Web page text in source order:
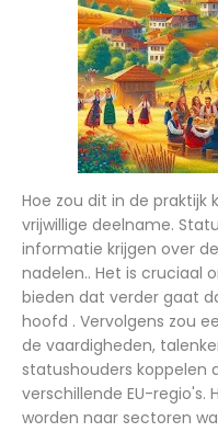
Hoe zou dit in de praktijk
vrijwillige deelname.
informatie krijgen over
nadelen.. Het is cruciaal
bieden dat verder gaat
hoofd . Vervolgens zou
de vaardigheden,
statushouders koppelen
verschillende EU-regio's.
worden naar sectoren